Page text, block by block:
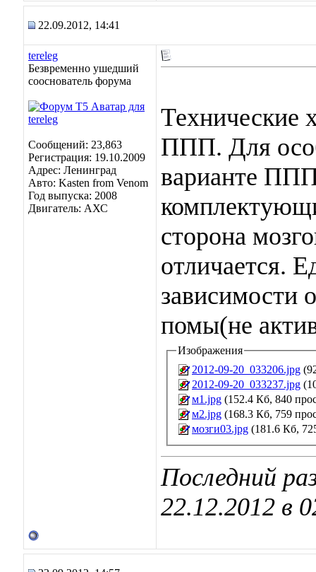
22.09.2012, 14:41
tereleg
Безвременно ушедший
сооснователь форума
Сообщений: 23,863
Регистрация: 19.10.2009
Адрес: Ленинград
Авто: Kasten from Venom
Год выпуска: 2008
Двигатель: АХС
Технические
ППП. Для
варианте
сторона
отличается.
зависимости
помы(не
Изображения
2012-09-20_033206.jpg
2012-09-20_033237.jpg
м1.jpg (152.4 Кб, 840
м2.jpg (168.3 Кб, 759
мозги03.jpg (181.6 Кб,
Последний
22.12.2012 в